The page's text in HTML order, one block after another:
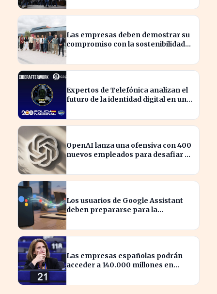
Las empresas deben demostrar su
compromiso con la sostenibilidad
Expertos de Telefónica analizan el
futuro de la identidad digital en un
OpenAI lanza una ofensiva con 400
nuevos empleados para desafiar a
Los usuarios de Google Assistant
deben prepararse para la
dispositivos.
Las empresas españolas podrán
acceder a 140.000 millones en